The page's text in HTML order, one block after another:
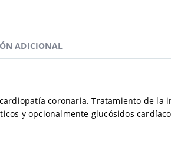
ADICIONAL
coronaria. Tratamiento de la
y opcionalmente glucósidos